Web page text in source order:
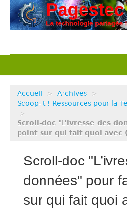
Nos actions
Notre métier
Ressources
Veille Techno
Accueil > Archives
>
Scoop-it ! Ressources pour la
>
Scroll-doc "L’ivresse des
point sur qui fait quoi avec
Scroll-doc
données" pour
sur qui fait quoi